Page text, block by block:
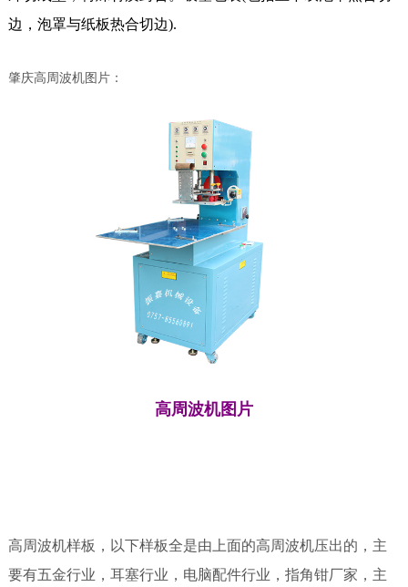
边，泡罩与纸板热合切边).
肇庆高周波机图片：
高周波机图片
高周波机样板，以下样板全是由上面的高周波机压出的，主
要有五金行业，耳塞行业，电脑配件行业，指角钳厂家，主